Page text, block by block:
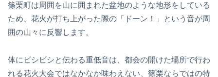
篠栗町は周囲を山に囲まれた盆地のような地形をしている
ため、花火が打ち上がった際の「ドーン！」という音が周
囲の山々に反響します。
体にビシビシと伝わる重低音は、都会の開けた場所で行わ
れる花火大会ではなかなか味わえない、篠栗ならではの特